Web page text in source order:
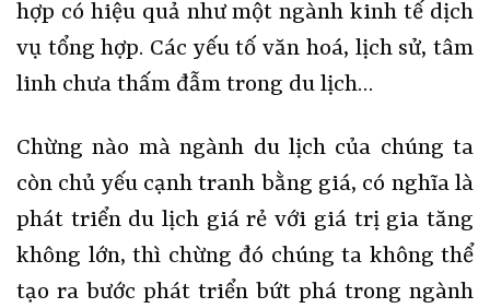
hợp có hiệu quả như một ngành kinh tế dịch
vụ tổng hợp. Các yếu tố văn hoá, lịch sử, tâm
linh chưa thấm đẫm trong du lịch…
Chừng nào mà ngành du lịch của chúng ta
còn chủ yếu cạnh tranh bằng giá, có nghĩa là
phát triển du lịch giá rẻ với giá trị gia tăng
không lớn, thì chừng đó chúng ta không thể
tạo ra bước phát triển bứt phá trong ngành